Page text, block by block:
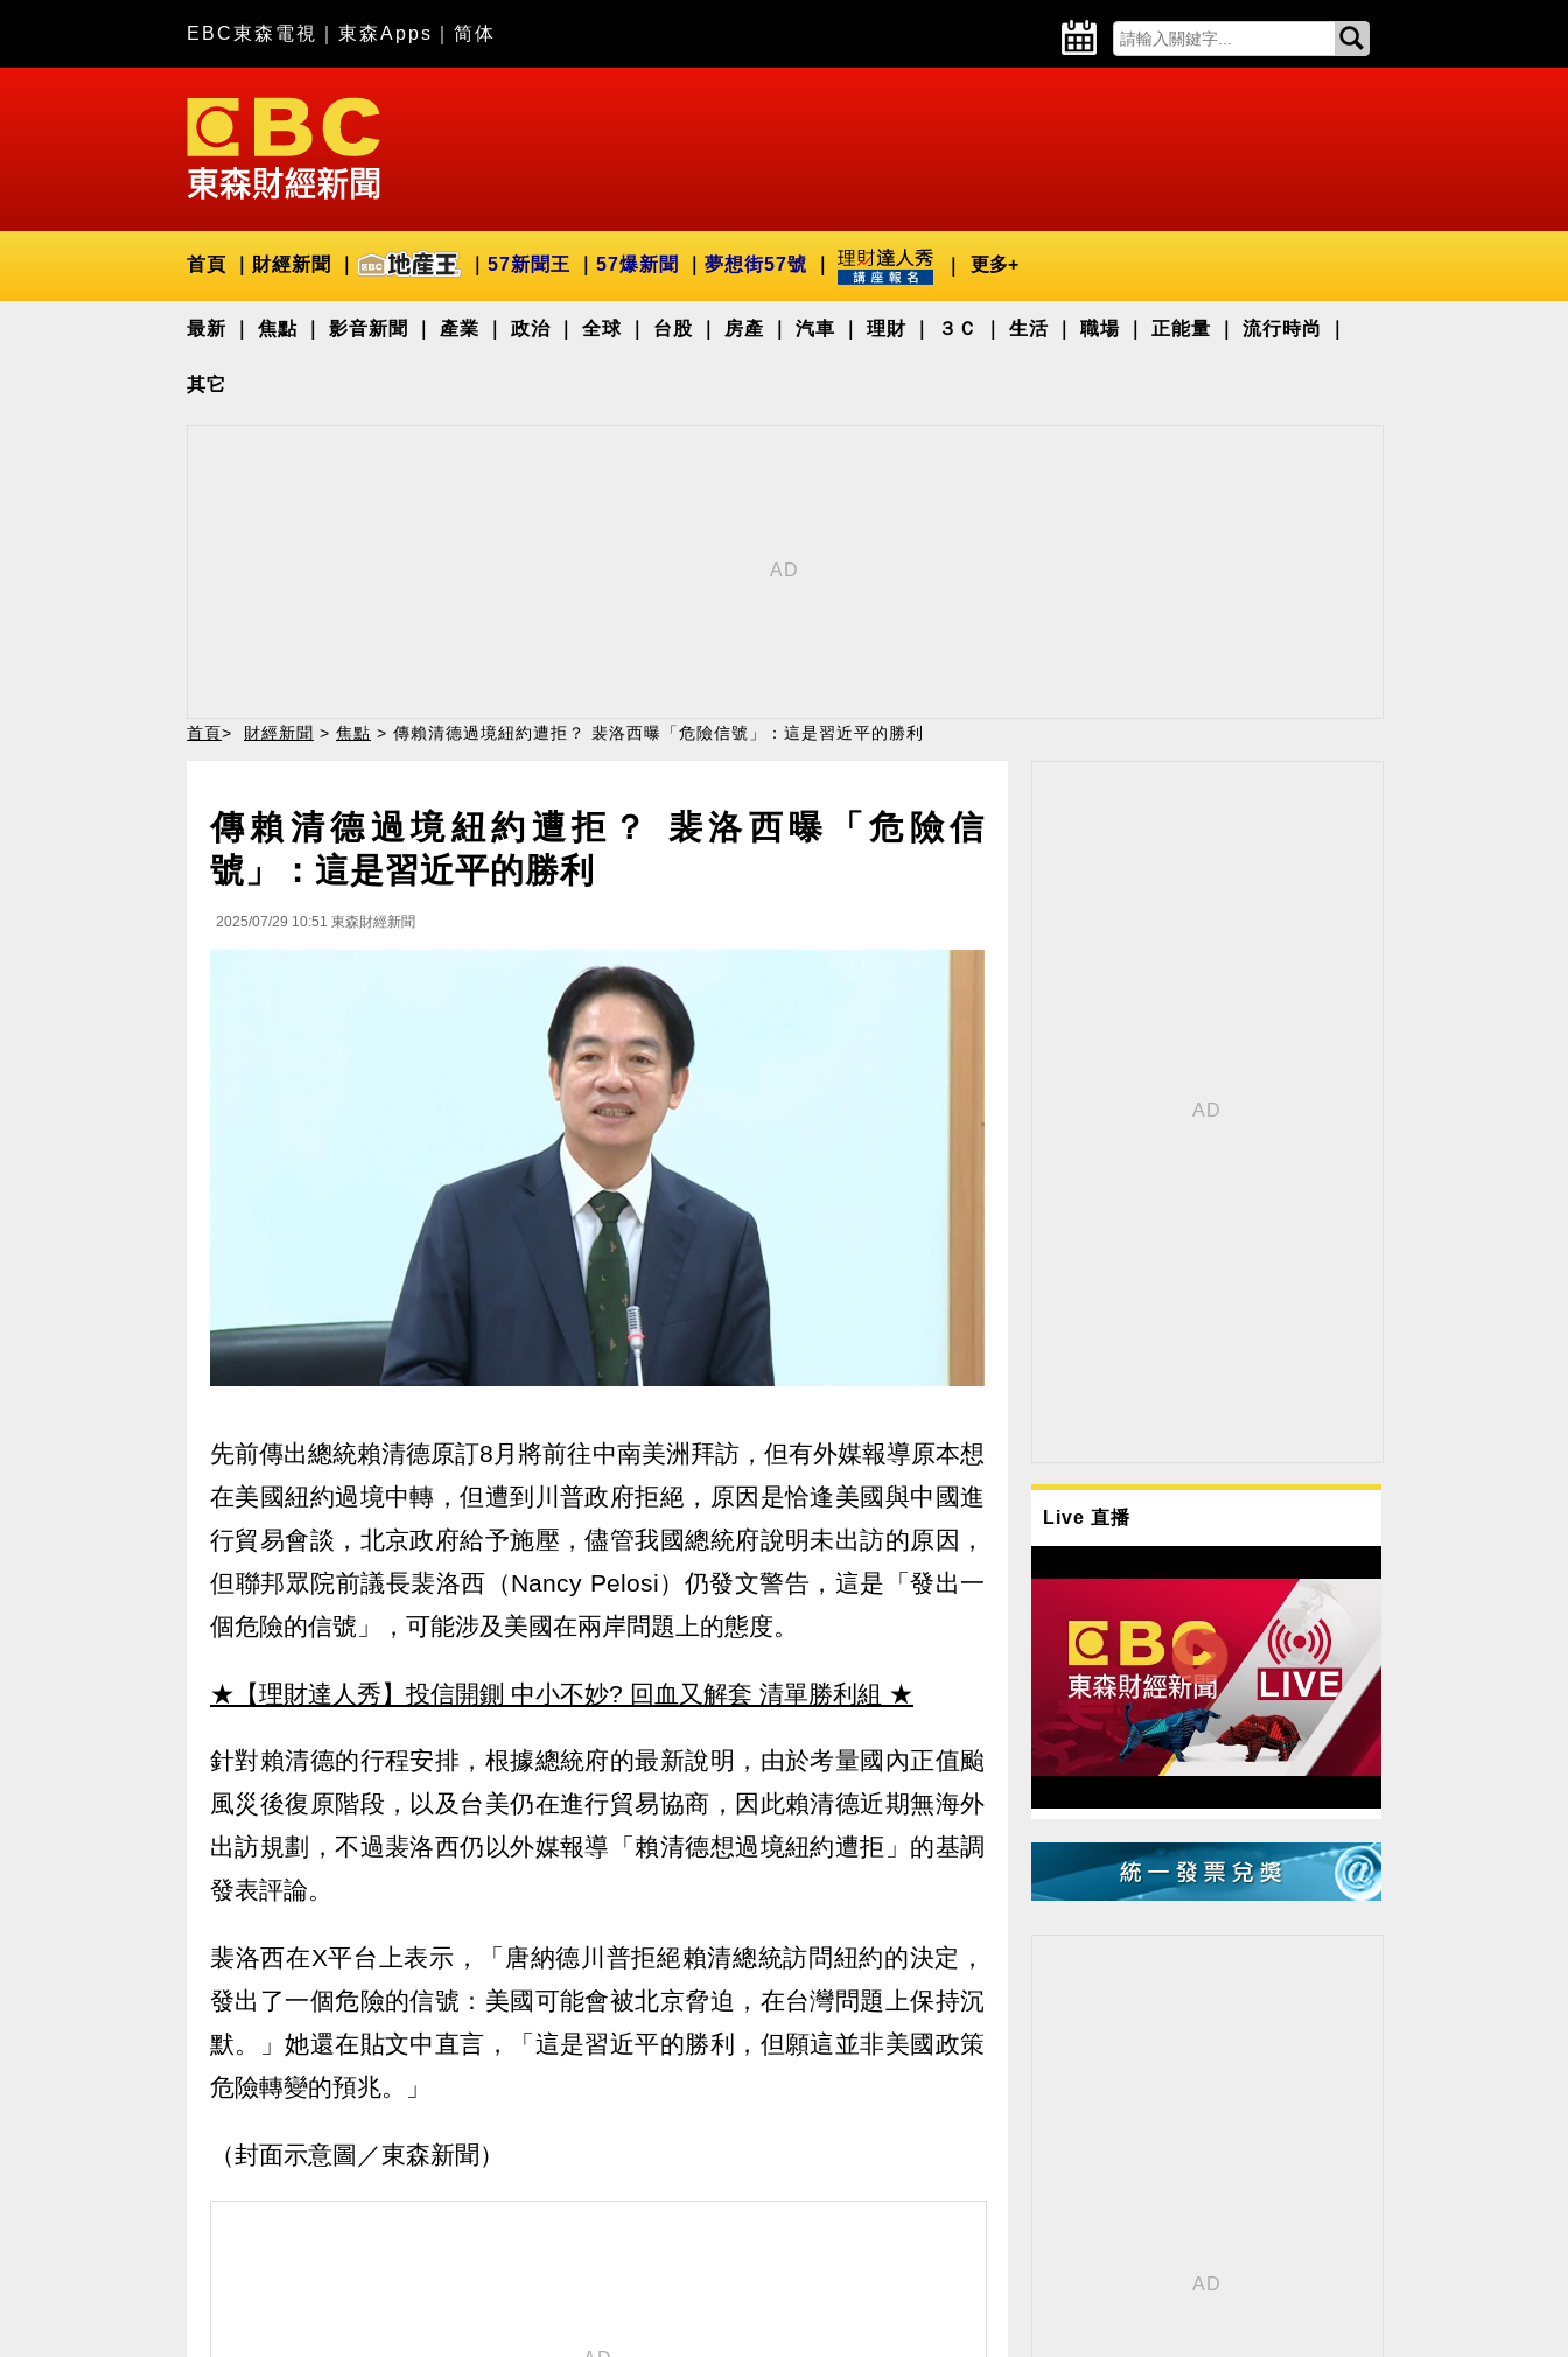
EBC東森電視 東森Apps 简体
首頁 財經新聞 57新聞王 57爆新聞 夢想街57號 更多+
最新 焦點 影音新聞 產業 政治 全球 台股 房產 汽車 理財 ３Ｃ 生活 職場 正能量 流行時尚
其它
首頁> 財經新聞 > 焦點 > 傳賴清德過境紐約遭拒？ 裴洛西曝「危險信號」：這是習近平的勝利
傳賴清德過境紐約遭拒？ 裴洛西曝「危險信
號」：這是習近平的勝利
2025/07/29 10:51 東森財經新聞
先前傳出總統賴清德原訂8月將前往中南美洲拜訪，但有外媒報導原本想
在美國紐約過境中轉，但遭到川普政府拒絕，原因是恰逢美國與中國進
行貿易會談，北京政府給予施壓，儘管我國總統府說明未出訪的原因，
但聯邦眾院前議長裴洛西（Nancy Pelosi）仍發文警告，這是「發出一
個危險的信號」，可能涉及美國在兩岸問題上的態度。
★【理財達人秀】投信開鍘 中小不妙? 回血又解套 清單勝利組 ★
針對賴清德的行程安排，根據總統府的最新說明，由於考量國內正值颱
風災後復原階段，以及台美仍在進行貿易協商，因此賴清德近期無海外
出訪規劃，不過裴洛西仍以外媒報導「賴清德想過境紐約遭拒」的基調
發表評論。
裴洛西在X平台上表示，「唐納德川普拒絕賴清總統訪問紐約的決定，
發出了一個危險的信號：美國可能會被北京脅迫，在台灣問題上保持沉
默。」她還在貼文中直言，「這是習近平的勝利，但願這並非美國政策
危險轉變的預兆。」
（封面示意圖／東森新聞）
Live 直播